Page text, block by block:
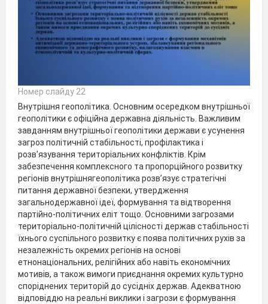
Номер слайду 22
Внутрішня геополітика. Основним осередком внутрішньої
геополітики є офіційна державна діяльність. Важливим
завданням внутрішньої геополітики держави є усунення
загроз політичній стабільності, профілактика і
розв’язування територіальних конфліктів. Крім
забезпечення комплексного та пропорційного розвитку
регіонів внутрішнягеополітика розв’язує стратегічні
питання державної безпеки, утвердження
загальнодержавної ідеї, формування та відтворення
партійно-політичних еліт тощо. Основними загрозами
територіально-політичній цілісності держав стабільності
їхнього суспільного розвитку є поява політичних рухів за
незалежність окремих регіонів на основі
етнонаціональних, релігійних або навіть економічних
мотивів, а також вимоги приєднання окремих культурно
споріднених територій до сусідніх держав. Адекватною
відповіддю на реальні виклики і загрози є формування